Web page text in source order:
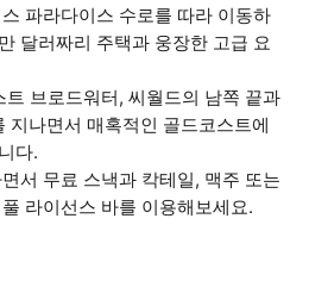
파라다이스 수로를 따라 이동하
달러짜리 주택과 웅장한 고급 요
브로드워터, 씨월드의 남쪽 끝과
지나면서 매혹적인 골드코스트에
다.
서 무료 스낵과 칵테일, 맥주 또는
라이선스 바를 이용해보세요.